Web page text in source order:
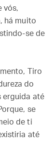
vós,
há muito
se de
Tiro
do
erguida até
se
de ti
até